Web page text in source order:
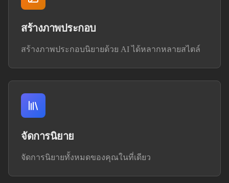
สร้างภาพประกอบ
สร้างภาพประกอบนิยายด้วย AI ได้หลากหลายสไตล์
จัดการนิยาย
จัดการนิยายทั้งหมดของคุณในที่เดียว